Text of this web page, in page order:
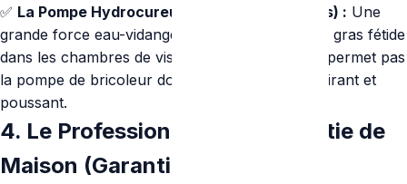
✅ La Pompe Hydrocureuse (Jusqu'à 300 Bars) : Une
grande force eau-vidange pour anéantir le gros gras fétide
dans les chambres de visite, une chose que ne permet pas
la pompe de bricoleur dominicale manuelle en tirant et
poussant.
4. Le Professionnalisme de Sortie de
Maison (Garantie de Salubrité)